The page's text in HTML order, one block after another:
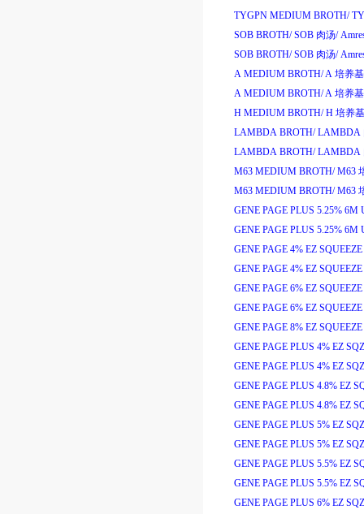
TYGPN MEDIUM BROTH/
SOB BROTH/ SOB 肉汤/
SOB BROTH/ SOB 肉汤/
A MEDIUM BROTH/A 培养
A MEDIUM BROTH/A 培养
H MEDIUM BROTH/ H 培养
LAMBDA BROTH/ LAMBDA
LAMBDA BROTH/ LAMBDA
M63 MEDIUM BROTH/ M63
M63 MEDIUM BROTH/ M63
GENE PAGE PLUS 5.25%
GENE PAGE PLUS 5.25%
GENE PAGE 4% EZ
GENE PAGE 4% EZ
GENE PAGE 6% EZ
GENE PAGE 6% EZ
GENE PAGE 8% EZ
GENE PAGE PLUS 4% EZ
GENE PAGE PLUS 4% EZ
GENE PAGE PLUS 4.8% EZ
GENE PAGE PLUS 4.8% EZ
GENE PAGE PLUS 5% EZ
GENE PAGE PLUS 5% EZ
GENE PAGE PLUS 5.5% EZ
GENE PAGE PLUS 5.5% EZ
GENE PAGE PLUS 6% EZ